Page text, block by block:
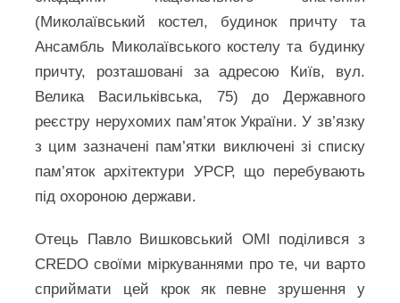
(Миколаївський костел, будинок причту та
Ансамбль Миколаївського костелу та будинку
причту, розташовані за адресою Київ, вул.
Велика Васильківська, 75) до Державного
реєстру нерухомих пам’яток України. У зв’язку
з цим зазначені пам’ятки виключені зі списку
пам’яток архітектури УРСР, що перебувають
під охороною держави.
Отець Павло Вишковський ОМІ поділився з
CREDO своїми міркуваннями про те, чи варто
сприймати цей крок як певне зрушення у